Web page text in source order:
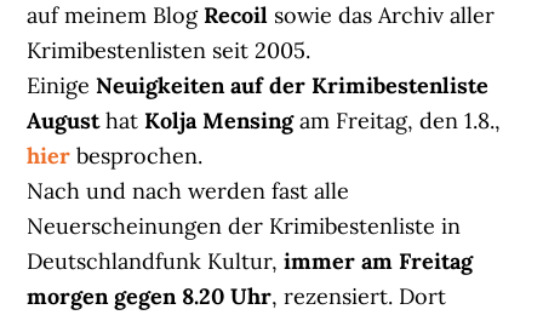
auf meinem BlogRecoil sowie das Archiv aller
Krimibestenlisten seit 2005.
EinigeNeuigkeiten auf der Krimibestenliste
AugusthatKolja Mensingam Freitag, den 1.8.,
hier besprochen.
Nach und nach werden fast alle
Neuerscheinungen der Krimibestenliste in
Deutschlandfunk Kultur,immer am Freitag
morgen gegen 8.20 Uhr, rezensiert. Dort